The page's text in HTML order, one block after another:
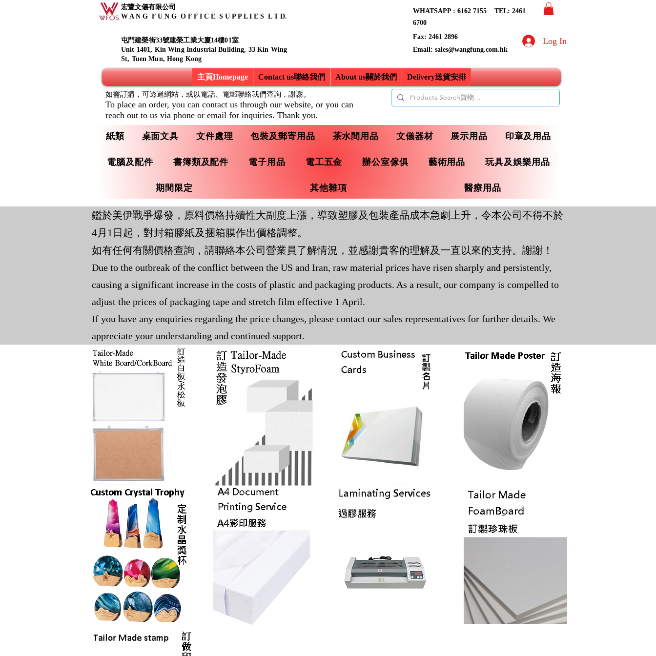
宏豐文儀有限公司
W A N G F U N G O F F I C E S U P P L I E S L T D.
屯門建榮街33號建榮工業大廈14樓01室
Unit 1401, Kin Wing Industrial Building, 33 Kin Wing
St, Tuen Mun, Hong Kong
WHATSAPP : 6162 7155​ TEL: 2461
6700
Fax: 2461 2896
Email: sales@wangfung.com.hk
Log In
主頁Homepage Contact us聯絡我們 About us關於我們 Delivery送貨安排
紙類 桌面文具 文件處理 包裝及郵寄用品 茶水間用品 文儀器材 展示用品 印章及用品
電腦及配件 書簿類及配件 電子用品 電工五金 辦公室傢俱 藝術用品 玩具及娛樂用品
期間限定 其他雜項 醫療用品
如需訂購，可透過網站，或以電話、電郵聯絡我們查詢， 謝謝。
To place an order, you can contact us through our website, or you can
reach out to us via phone or email for inquiries. Thank you.
鑑於美伊戰爭爆發，原料價格持續性大副度上漲，導致塑膠及包裝產品成本急劇上升，令本公司不得不於
4月1日起，對封箱膠紙及捆箱膜作出價格調整。
如有任何有關價格查詢，請聯絡本公司營業員了解情況，並感謝貴客的理解及一直以來的支持。謝謝！
Due to the outbreak of the conflict between the US and Iran, raw material prices have risen sharply and persistently,
causing a significant increase in the costs of plastic and packaging products. As a result, our company is compelled to
adjust the prices of packaging tape and stretch film effective 1 April.
If you have any enquiries regarding the price changes, please contact our sales representatives for further details. We
appreciate your understanding and continued support.